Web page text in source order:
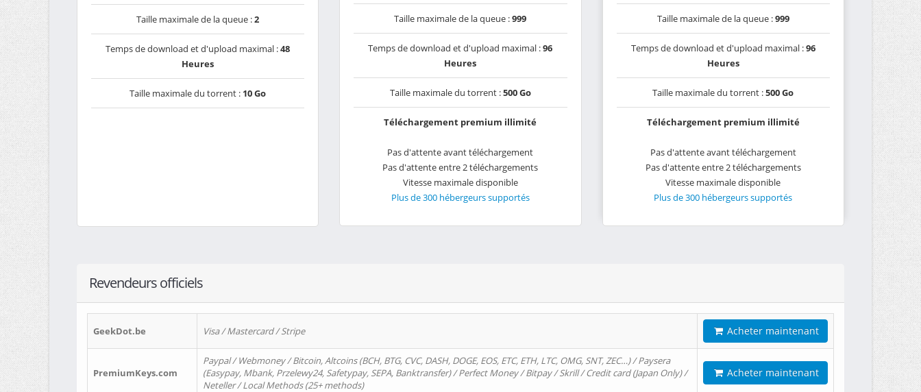
Taille maximale de la queue :2
Temps de download et d'upload maximal :48
Heures
Taille maximale du torrent : 10 Go
Taille maximale de la queue :999
Temps de download et d'upload maximal :96
Heures
Taille maximale du torrent :500 Go
Téléchargement premium illimité
Pas d'attente avant téléchargement
Pas d'attente entre 2 téléchargements
Vitesse maximale disponible
Plus de 300 hébergeurs supportés
Taille maximale de la queue :999
Temps de download et d'upload maximal :96
Heures
Taille maximale du torrent :500 Go
Téléchargement premium illimité
Pas d'attente avant téléchargement
Pas d'attente entre 2 téléchargements
Vitesse maximale disponible
Plus de 300 hébergeurs supportés
Revendeurs officiels
GeekDot.be Visa / Mastercard / Stripe Acheter maintenant
PremiumKeys.com
Paypal / Webmoney / Bitcoin, Altcoins (BCH, BTG, CVC, DASH, DOGE, EOS, ETC, ETH, LTC, OMG, SNT, ZEC…) / Paysera
(Easypay, Mbank, Przelewy24, Safetypay, SEPA, Banktransfer) / Perfect Money / Bitpay / Skrill / Credit card (Japan Only) /
Neteller / Local Methods (25+ methods)
Acheter maintenant